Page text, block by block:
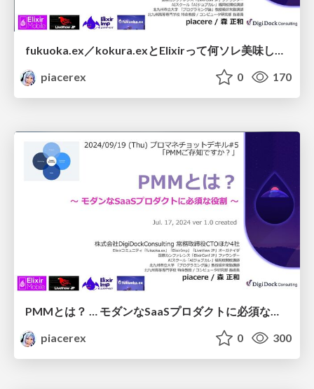
fukuoka.ex／kokura.exとElixirって何ソレ美味しいの？つまみ食い
piacerex
0 170
piacerex
0 300